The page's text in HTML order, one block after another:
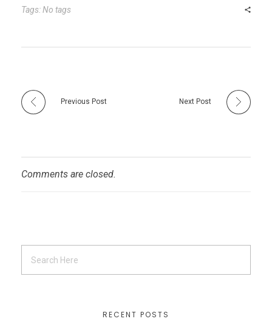
Tags: No tags
Previous Post Next Post
Comments are closed.
RECENT POSTS